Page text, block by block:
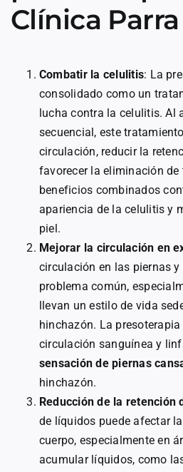
Clínica
Combatir la celulitis: La
consolidado como un
lucha contra la celulitis. Al
secuencial, este
circulación, reducir la
favorecer la eliminación de
beneficios combinados
apariencia de la celulitis y
piel.
Mejorar la circulación en
circulación en las piernas
problema común,
llevan un estilo de vida
hinchazón. La
circulación sanguínea y
sensación de piernas
hinchazón.
Reducción de la retención
de líquidos puede afectar
cuerpo, especialmente en
acumular líquidos, como